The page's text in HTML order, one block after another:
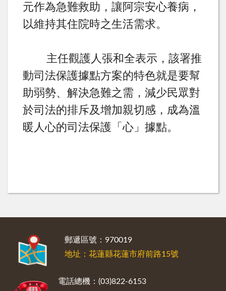
元作為急難救助，讓阿宗安心養病，
以維持其住院時之生活需求。
主任觀護人張和全表示，該署推
動司法保護據點方案的特色就是要幫
助弱勢、解決急難之需，減少民眾對
於司法的排斥及增加親切感，成為溫
暖人心的司法保護「心」據點。
郵遞區號：970019
地址：花蓮縣花蓮市府前路15號
電話總機：(03)822-6153